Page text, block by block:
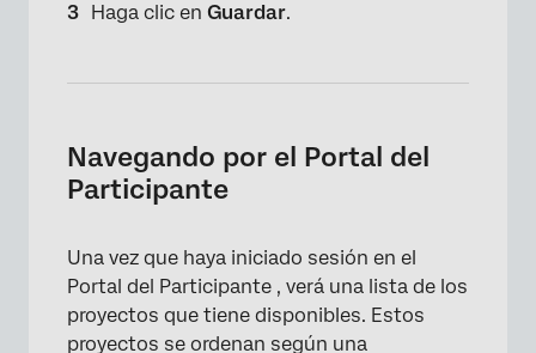
Haga clic en Guardar.
Navegando por el Portal del
Participante
Una vez que haya iniciado sesión en el
Portal del Participante , verá una lista de los
proyectos que tiene disponibles. Estos
proyectos se ordenan según una